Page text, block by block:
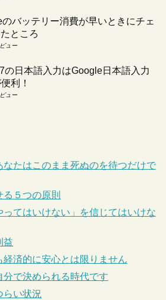
バッテリー消費が早いときにチェ
ところ
ュー
の日本語入力はGoogle日本語入力
利！
ュー
なたはこのまま死ぬのを待つだけで
５つの原則
ってはいけない」を信じてはいけな
益
経済的に安心とは限りません
分で決められる時代です
らい状況